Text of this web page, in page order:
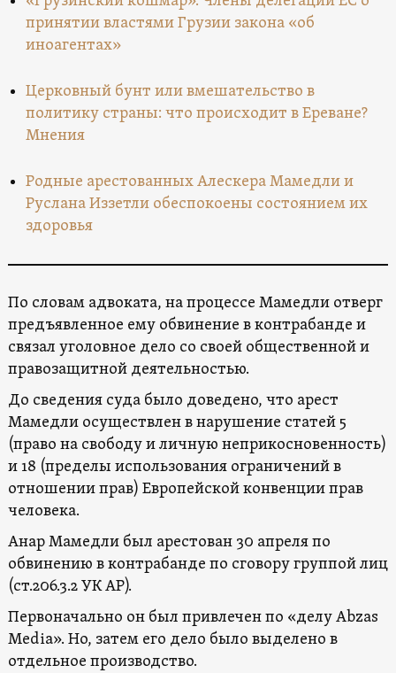
принятии властями Грузии закона «об
иноагентах»
Церковный бунт или вмешательство в
политику страны: что происходит в Ереване?
Мнения
Родные арестованных Алескера Мамедли и
Руслана Иззетли обеспокоены состоянием их
здоровья
По словам адвоката, на процессе Мамедли отверг
предъявленное ему обвинение в контрабанде и
связал уголовное дело со своей общественной и
правозащитной деятельностью.
До сведения суда было доведено, что арест
Мамедли осуществлен в нарушение статей 5
(право на свободу и личную неприкосновенность)
и 18 (пределы использования ограничений в
отношении прав) Европейской конвенции прав
человека.
Анар Мамедли был арестован 30 апреля по
обвинению в контрабанде по сговору группой лиц
(ст.206.3.2 УК АР).
Первоначально он был привлечен по «делу Abzas
Media». Но, затем его дело было выделено в
отдельное производство.